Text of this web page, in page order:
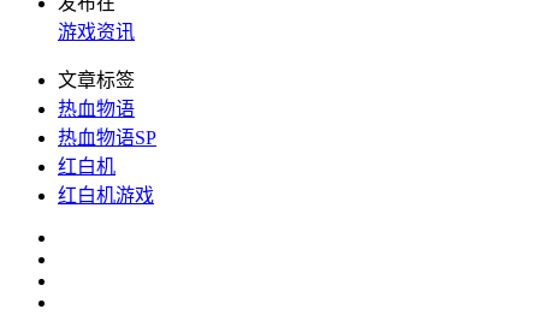
游戏资讯
文章标签
热血物语
热血物语SP
红白机
红白机游戏